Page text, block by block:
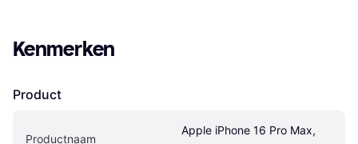
Kenmerken
Product
Productnaam
Apple iPhone 16 Pro Max,